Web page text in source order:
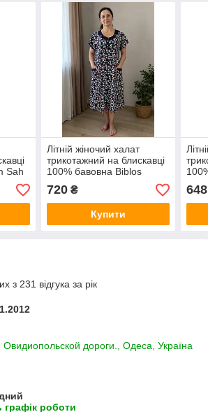
Sah
Літній жіночий халат
трикотажний на блискавці
100% бавовна Biblos
720₴
Купити
648
з 231 відгука за рік
дороги., Одеса, Україна
графік роботи